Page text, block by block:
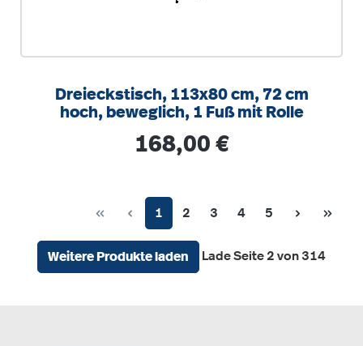
Dreieckstisch, 113x80 cm, 72 cm
hoch, beweglich, 1 Fuß mit Rolle
Regulärer Preis:
168,00 €
Seite
1 Seite
2 Seite
3 Seite
4 Seite
5
Weitere Produkte laden Lade Seite 2 von 314